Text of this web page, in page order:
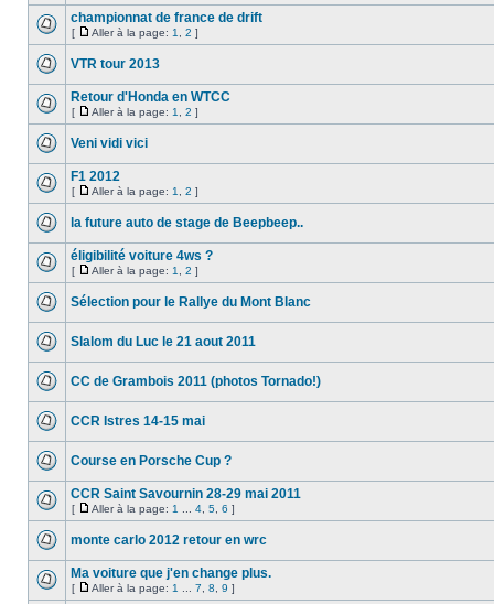
championnat de france de drift
[ Aller à la page: 1 2 ]
VTR tour 2013
Retour d'Honda en WTCC
[ Aller à la page: 1 2 ]
Veni vidi vici
F1 2012
[ Aller à la page: 1 2 ]
la future auto de stage de Beepbeep..
éligibilité voiture 4ws ?
[ Aller à la page: 1 2 ]
Sélection pour le Rallye du Mont Blanc
Slalom du Luc le 21 aout 2011
CC de Grambois 2011 (photos Tornado!)
CCR Istres 14-15 mai
Course en Porsche Cup ?
CCR Saint Savournin 28-29 mai 2011
[ Aller à la page: 1 4 5 6 ]
monte carlo 2012 retour en wrc
Ma voiture que j'en change plus.
[ Aller à la page: 1 7 8 9 ]